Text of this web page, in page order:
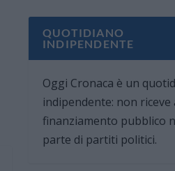
QUOTIDIANO
INDIPENDENTE
Oggi Cronaca è un
indipendente: non riceve
finanziamento pubblico
parte di partiti politici.